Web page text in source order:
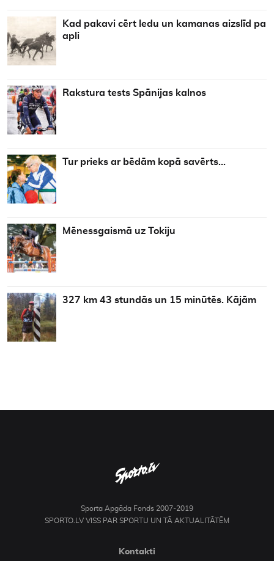
Kad pakavi cērt ledu un kamanas aizslīd pa
apli
Rakstura tests Spānijas kalnos
Tur prieks ar bēdām kopā savērts…
Mēnessgaismā uz Tokiju
327 km 43 stundās un 15 minūtēs. Kājām
Sporta Apgāda Fonds 2007-2019
SPORTO.LV VISS PAR SPORTU UN TĀ AKTUALITĀTĒM
Kontakti